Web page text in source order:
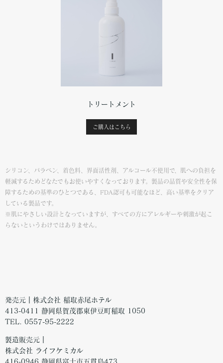
トリートメント
ご購入はこちら
シリコン、パラベン、着色料、界面活性剤、アルコール不使用で、肌への負担を
軽減するためどなたでもお使いやすくなっております。製品の品質や安全性を保
障するための基準のひとつである、FDA認可も可能なほど、高い基準をクリア
している製品です。
※肌にやさしい設計となっていますが、すべての方にアレルギーや刺激が起こ
らないというわけではありません。
発売元｜株式会社 稲取赤尾ホテル
413-0411 静岡県賀茂郡東伊豆町稲取 1050
TEL. 0557-95-2222
製造販売元｜
株式会社 ライフケミカル
416-0946 静岡県富士市五貫島473